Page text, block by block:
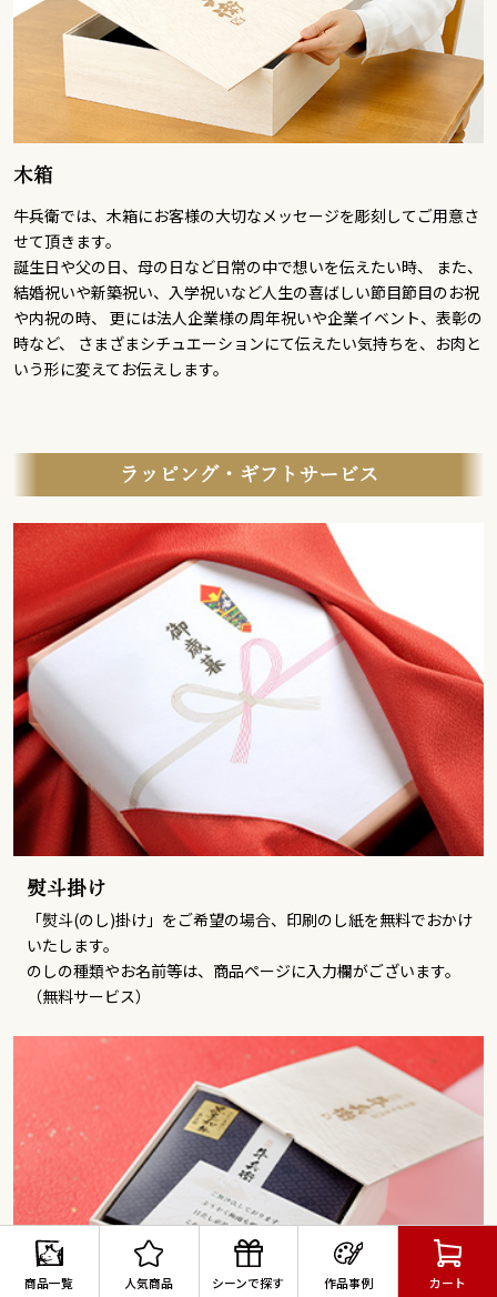
商品一覧 人気商品 シーンで探す 作品事例 カート
木箱
牛兵衛では、木箱にお客様の大切なメッセージを彫刻してご用意さ
せて頂きます。
誕生日や父の日、母の日など日常の中で想いを伝えたい時、 また、
結婚祝いや新築祝い、入学祝いなど人生の喜ばしい節目節目のお祝
や内祝の時、 更には法人企業様の周年祝いや企業イベント、表彰の
時など、 さまざまシチュエーションにて伝えたい気持ちを、お肉と
いう形に変えてお伝えします。
ラッピング・ギフトサービス
熨斗掛け
「熨斗(のし)掛け」をご希望の場合、印刷のし紙を無料でおかけ
いたします。
のしの種類やお名前等は、商品ページに入力欄がございます。
（無料サービス）